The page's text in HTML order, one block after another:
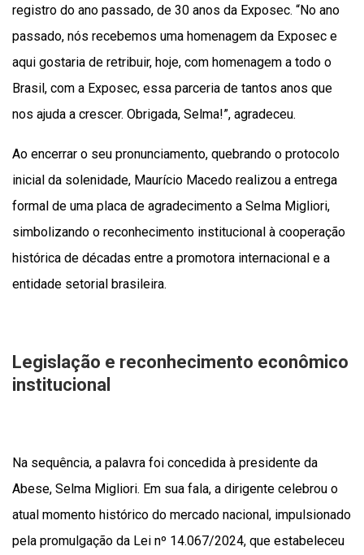
registro do ano passado, de 30 anos da Exposec. “No ano
passado, nós recebemos uma homenagem da Exposec e
aqui gostaria de retribuir, hoje, com homenagem a todo o
Brasil, com a Exposec, essa parceria de tantos anos que
nos ajuda a crescer. Obrigada, Selma!”, agradeceu.
Ao encerrar o seu pronunciamento, quebrando o protocolo
inicial da solenidade, Maurício Macedo realizou a entrega
formal de uma placa de agradecimento a Selma Migliori,
simbolizando o reconhecimento institucional à cooperação
histórica de décadas entre a promotora internacional e a
entidade setorial brasileira.
Legislação e reconhecimento econômico
institucional
Na sequência, a palavra foi concedida à presidente da
Abese, Selma Migliori. Em sua fala, a dirigente celebrou o
atual momento histórico do mercado nacional, impulsionado
pela promulgação da Lei nº 14.067/2024, que estabeleceu